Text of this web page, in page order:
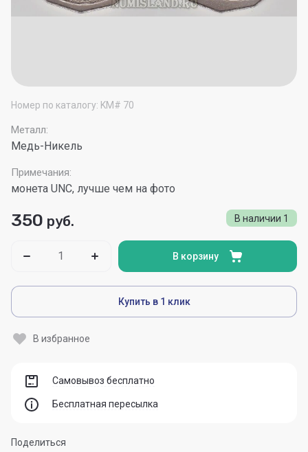
Номер по каталогу: KM# 70
Металл:
Медь-Никель
Примечания:
монета UNC, лучше чем на фото
В наличии 1
350 руб.
В корзину
Купить в 1 клик
В избранное
Самовывоз бесплатно
Бесплатная пересылка
Поделиться